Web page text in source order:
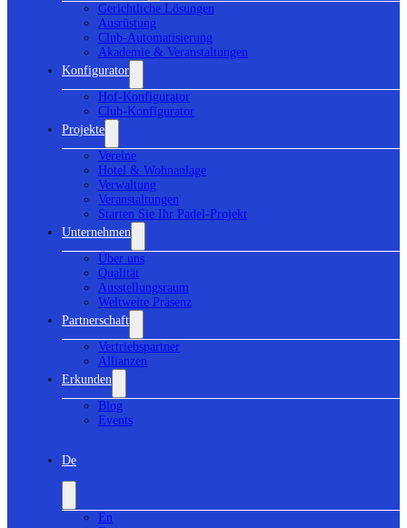
Gerichtliche Lösungen
Ausrüstung
Club-Automatisierung
Akademie & Veranstaltungen
Konfigurator
Hof-Konfigurator
Club-Konfigurator
Projekte
Vereine
Hotel & Wohnanlage
Verwaltung
Veranstaltungen
Starten Sie Ihr Padel-Projekt
Unternehmen
Über uns
Qualität
Ausstellungsraum
Weltweite Präsenz
Partnerschaft
Vertriebspartner
Allianzen
Erkunden
Blog
Events
De
En